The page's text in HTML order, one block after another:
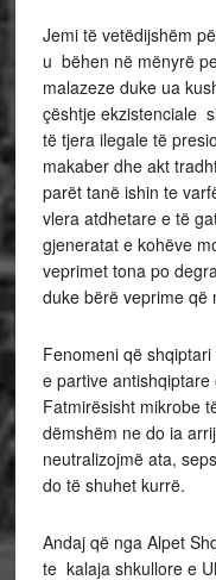
Jemi të vetëdijshëm
u bëhen në mënyrë
malazeze duke ua
çështje ekzistenciale
të tjera ilegale të
makaber dhe akt
parët tanë ishin te
vlera atdhetare e të
gjeneratat e kohëve
veprimet tona po
duke bërë veprime që
Fenomeni që
e partive
Fatmirësisht mikrobe
dëmshëm ne do ia
neutralizojmë ata,
do të shuhet kurrë.
Andaj që nga Alpet
te kalaja shkullore e